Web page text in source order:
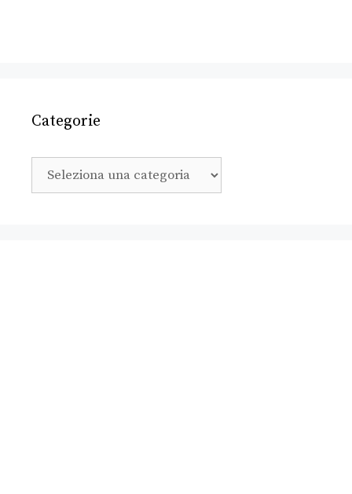
Categorie